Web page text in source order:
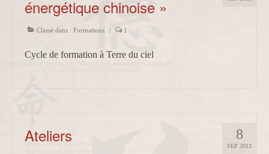
énergétique chinoise »
Classé dans : Formations | 1
Cycle de formation à Terre du ciel
8
SEP 2013
Ateliers